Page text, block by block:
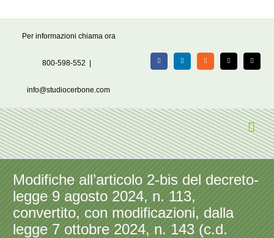
Per informazioni chiama ora
800-598-552
info@studiocerbone.com
FacebookLinkedIn Rss X Email
Modifiche all’articolo 2-bis del decreto-
legge 9 agosto 2024, n. 113,
convertito, con modificazioni, dalla
legge 7 ottobre 2024, n. 143 (c.d.